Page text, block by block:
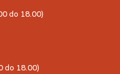
do 18.00)
do 18.00)